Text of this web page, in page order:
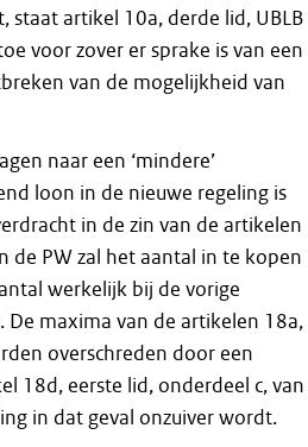
staat artikel 10a, derde lid, UBLB
voor zover er sprake is van een
van de mogelijkheid van
naar een ‘mindere’
loon in de nieuwe regeling is
in de zin van de artikelen
de PW zal het aantal in te kopen
werkelijk bij de vorige
maxima van de artikelen 18a,
overschreden door een
18d, eerste lid, onderdeel c, van
in dat geval onzuiver wordt.